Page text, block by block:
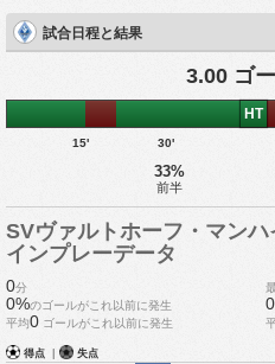
試合日程と結果
3.00 ゴ
15' 30'
HT
33%
前半
SVヴァルトホーフ・マンハ
インプレーデータ
0分
0%のゴールがこれ以前に発生
平均0 ゴールがこれ以前に発生
得点
失点